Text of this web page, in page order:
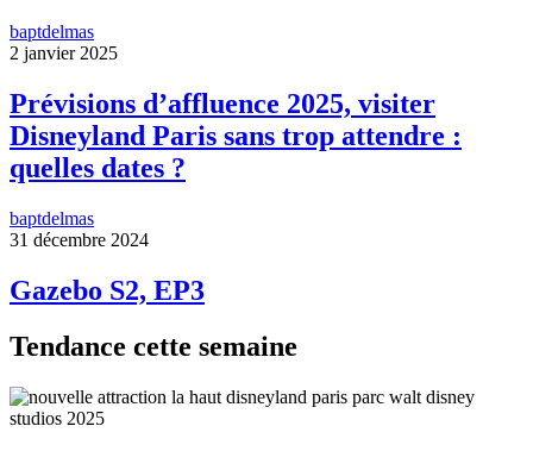
baptdelmas
2 janvier 2025
Prévisions d’affluence 2025, visiter
Disneyland Paris sans trop attendre :
quelles dates ?
baptdelmas
31 décembre 2024
Gazebo S2, EP3
Tendance cette semaine